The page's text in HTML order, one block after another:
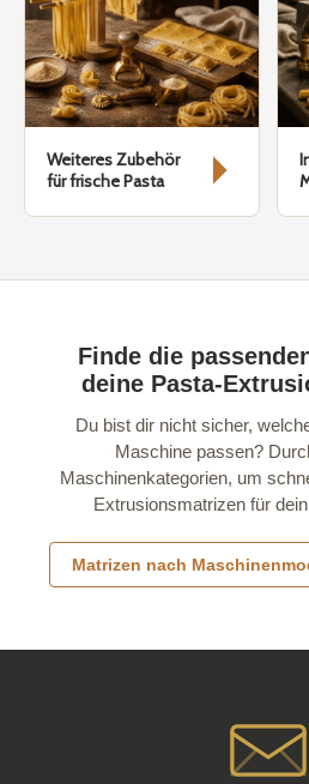
Weiteres Zubehör
für frische Pasta
Finde die
deine Pasta-
Du bist dir nicht sicher,
Maschine passen?
Maschinenkategorien, um
Extrusionsmatrizen für
Matrizen nach